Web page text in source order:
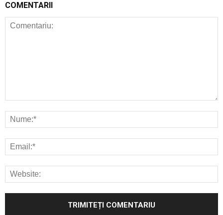
COMENTARII